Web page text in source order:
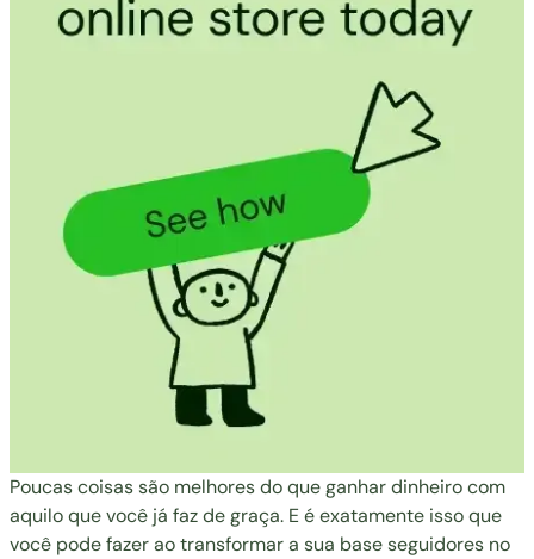
Poucas coisas são melhores do que ganhar dinheiro com
aquilo que você já faz de graça. E é exatamente isso que
você pode fazer ao transformar a sua base seguidores no